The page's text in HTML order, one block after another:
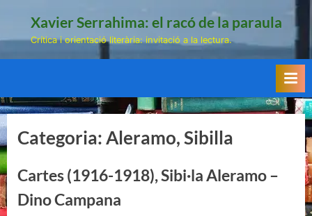
Xavier Serrahima: el racó de la paraula
Crítica i orientació literària: invitació a la lectura.
Categoria:Aleramo, Sibilla
Cartes (1916-1918), Sibi·la Aleramo –
Dino Campana